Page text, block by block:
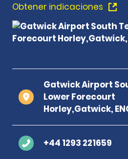
Obtener indicaciones
Gatwick Airport
Lower Forecourt
Horley,Gatwick,
+44 1293 221659